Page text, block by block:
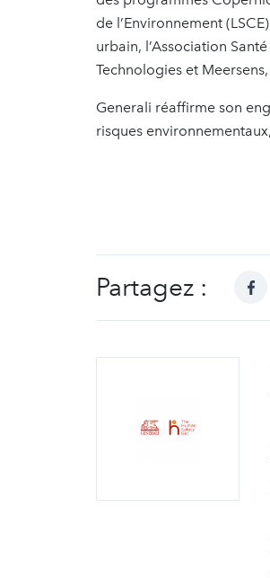
de l’Environnement
urbain, l’Association
Technologies et
Generali réaffirme son
risques
Partagez :